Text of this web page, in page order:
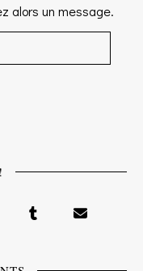
alors un message.